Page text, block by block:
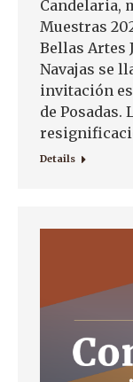
Candelaria,
Muestras
Bellas Artes
Navajas se
invitación es
de Posadas.
Details